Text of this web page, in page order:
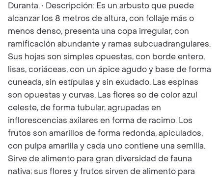
Duranta. • Descripción: Es un arbusto que puede
alcanzar los 8 metros de altura, con follaje más o
menos denso, presenta una copa irregular, con
ramificación abundante y ramas subcuadrangulares.
Sus hojas son simples opuestas, con borde entero,
lisas, coriáceas, con un ápice agudo y base de forma
cuneada, sin estípulas y sin exudado. Las espinas
son opuestas y curvas. Las flores so de color azul
celeste, de forma tubular, agrupadas en
inflorescencias axilares en forma de racimo. Los
frutos son amarillos de forma redonda, apiculados,
con pulpa amarilla y cada uno contiene una semilla.
Sirve de alimento para gran diversidad de fauna
nativa; sus flores y frutos sirven de alimento para